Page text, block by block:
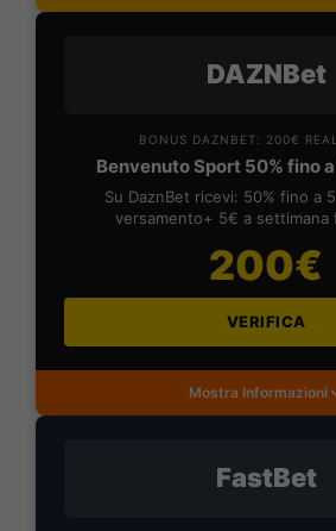
DAZNBet
BONUS DAZNBET: 200€
Benvenuto Sport 50% fino
Su DaznBet ricevi: 50% fino a
versamento+ 5€ a settimana
200€
VERIFICA
Mostra Informazioni
FastBet